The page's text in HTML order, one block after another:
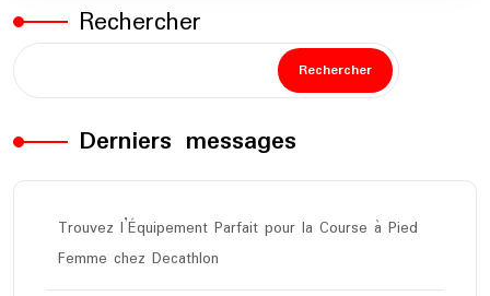
Rechercher
Rechercher
Derniers messages
Trouvez l’Équipement Parfait pour la Course à Pied
Femme chez Decathlon